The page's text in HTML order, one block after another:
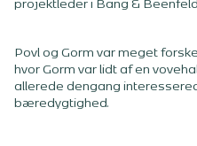
projektleder i Bang &
Povl og Gorm var meget
hvor Gorm var lidt af en
allerede dengang
bæredygtighed.